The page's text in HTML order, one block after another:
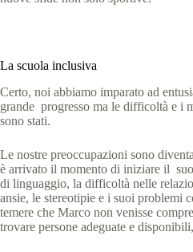
La scuola inclusiva
Certo, noi abbiamo imparato ad
grande progresso ma le difficoltà e i
sono stati.
Le nostre preoccupazioni sono
è arrivato il momento di iniziare il
di linguaggio, la difficoltà nelle
ansie, le stereotipie e i suoi problemi
temere che Marco non venisse
trovare persone adeguate e